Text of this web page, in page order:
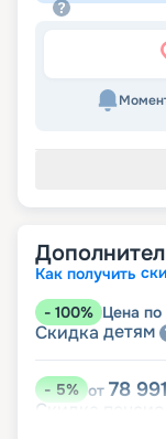
Как получить
- 100% Цена по
Скидка детям
-5% от 78 991
Скидка